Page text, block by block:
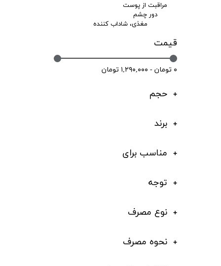
مراقبت از پوست
دور چشم
مغذی، شاداب کننده
قیمت
۰ تومان - ۱,۲۹۰,۰۰۰ تومان
حجم
برند
مناسب برای
توجه
نوع مصرف
نحوه مصرف